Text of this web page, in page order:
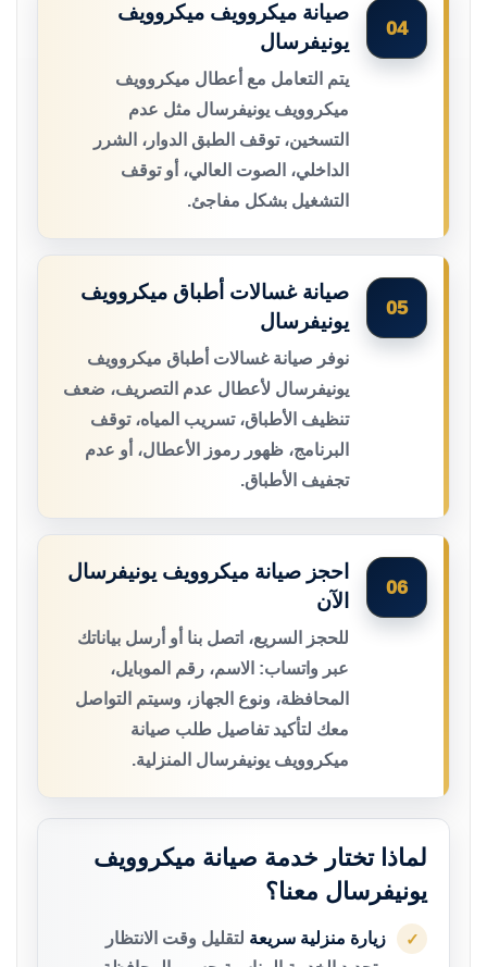
04
صيانة ميكروويف ميكروويف
يونيفرسال
يتم التعامل مع أعطال ميكروويف
ميكروويف يونيفرسال مثل عدم
التسخين، توقف الطبق الدوار، الشرر
الداخلي، الصوت العالي، أو توقف
التشغيل بشكل مفاجئ.
05
صيانة غسالات أطباق ميكروويف
يونيفرسال
نوفر صيانة غسالات أطباق ميكروويف
يونيفرسال لأعطال عدم التصريف، ضعف
تنظيف الأطباق، تسريب المياه، توقف
البرنامج، ظهور رموز الأعطال، أو عدم
تجفيف الأطباق.
06
احجز صيانة ميكروويف يونيفرسال
الآن
للحجز السريع، اتصل بنا أو أرسل بياناتك
عبر واتساب: الاسم، رقم الموبايل،
المحافظة، ونوع الجهاز، وسيتم التواصل
معك لتأكيد تفاصيل طلب صيانة
ميكروويف يونيفرسال المنزلية.
لماذا تختار خدمة صيانة ميكروويف
يونيفرسال معنا؟
✓ زيارة منزلية سريعة لتقليل وقت الانتظار